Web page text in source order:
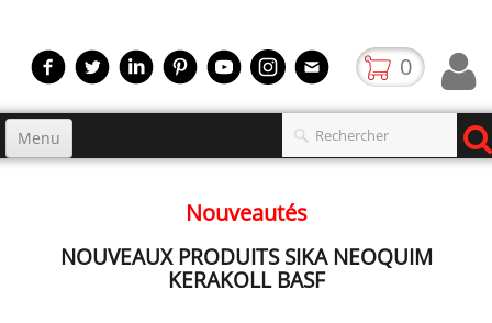
0
Menu
Nouveautés
NOUVEAUX PRODUITS SIKA NEOQUIM
KERAKOLL BASF